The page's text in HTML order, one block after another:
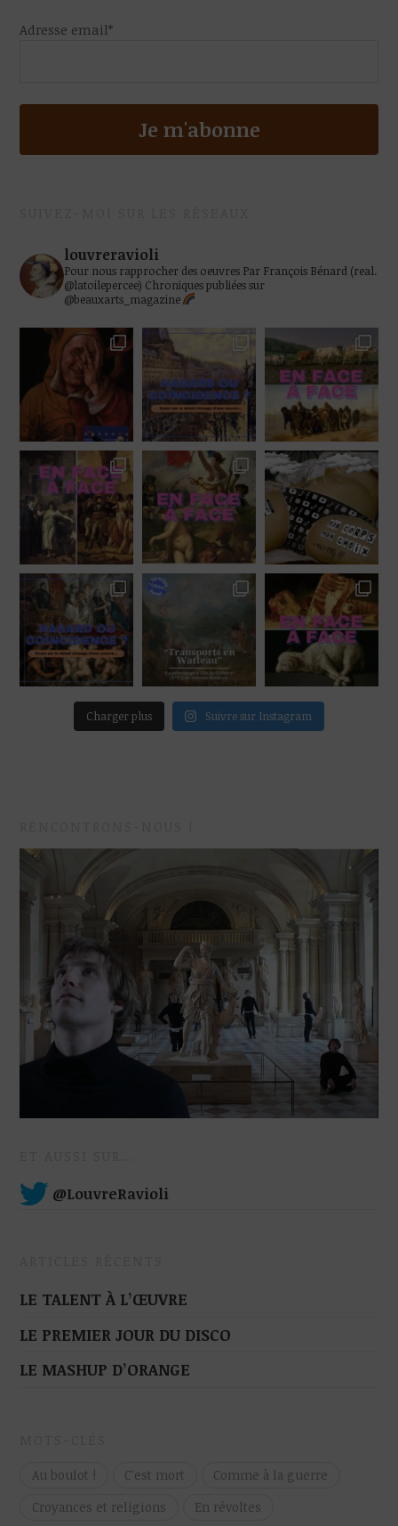
Adresse email*
louvreravioli
Pour nous rapprocher des oeuvres Par François Bénard (real.
@latoilepercee) Chroniques publiées sur
@beauxarts_magazine
Charger plus Suivre sur Instagram
@LouvreRavioli
LE TALENT À L’ŒUVRE
LE PREMIER JOUR DU DISCO
LE MASHUP D’ORANGE
Au boulot ! C'est mort
Comme à la guerre
Croyances et religions
En révoltes